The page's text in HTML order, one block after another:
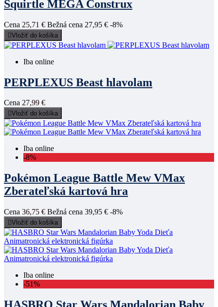
Squirtle MEGA Construx
Cena 25,71 € Bežná cena 27,95 € -8%
Vložiť do košíka
Iba online
PERPLEXUS Beast hlavolam
Cena 27,99 €
Vložiť do košíka
Iba online
-8%
Pokémon League Battle Mew VMax
Zberateľská kartová hra
Cena 36,75 € Bežná cena 39,95 € -8%
Vložiť do košíka
Iba online
-51%